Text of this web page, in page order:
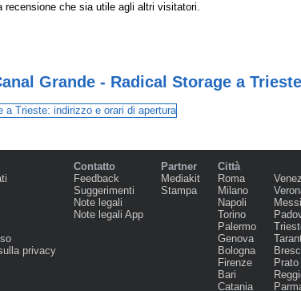
recensione che sia utile agli altri visitatori.
Grande - Radical Storage a Trieste
privacy
Contatto
Feedback
Suggerimenti
Note legali
Note legali App
Partner
Mediakit
Stampa
Città
Roma
Milano
Napoli
Torino
Palermo
Genova
Bologna
Firenze
Bari
Catania
Prato